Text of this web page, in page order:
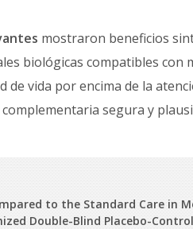
mostraron beneficios
biológicas compatibles con
vida por encima de la
segura y
to the Standard Care in
Double-Blind Placebo-